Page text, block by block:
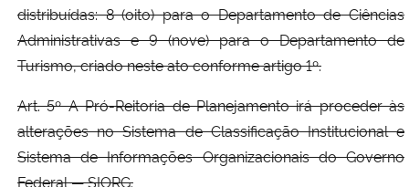
distribuídas: 8 (oito) para o Departamento de Ciências
Administrativas e 9 (nove) para o Departamento de
Turismo, criado neste ato conforme artigo 1º.
Art. 5º A Pró-Reitoria de Planejamento irá proceder às
alterações no Sistema de Classificação Institucional e
Sistema de Informações Organizacionais do Governo
Federal — SIORG.